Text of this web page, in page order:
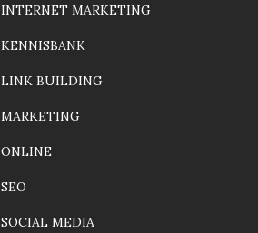
INTERNET MARKETING
KENNISBANK
LINK BUILDING
MARKETING
ONLINE
SEO
SOCIAL MEDIA